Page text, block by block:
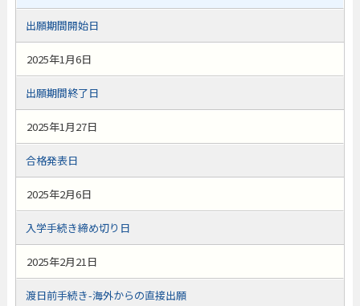
出願期間開始日
2025年1月6日
出願期間終了日
2025年1月27日
合格発表日
2025年2月6日
入学手続き締め切り日
2025年2月21日
渡日前手続き-海外からの直接出願